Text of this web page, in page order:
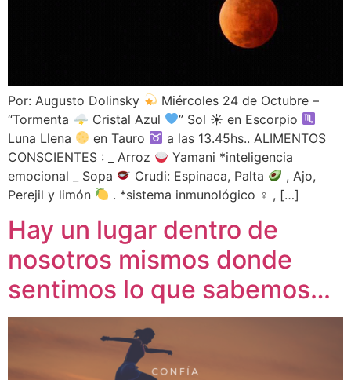
Por: Augusto Dolinsky
Miércoles 24 de Octubre –
“Tormenta 🌩 Cristal Azul
” Sol ☀ en Escorpio
Luna Llena
en Tauro
a las 13.45hs.. ALIMENTOS
CONSCIENTES : _ Arroz
Yamani *inteligencia
emocional _ Sopa
Crudi: Espinaca, Palta
, Ajo,
Perejil y limón
. *sistema inmunológico ♀ , […]
Hay un lugar dentro de
nosotros mismos donde
sentimos lo que sabemos…